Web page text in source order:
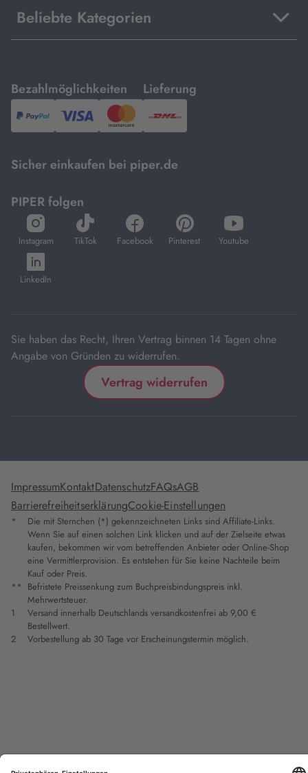
Beliebte Kategorien
Bezahlmöglichkeiten
mit
PayPal,Visa
und
Lieferung
mit
DHL.
Sicher einkaufen bei piper.de
PIPER folgen
Instagram
öffnet
in
neuem
Tab
TikTok
öffnet
in
Facebook
öffnet
in
Pinterest
öffnet
in
Youtube
öffnet
in
LinkedIn
öffnet
in
Sie haben das Recht, Ihren Vertrag binnen 14 Tagen ohne
Angabe von Gründen zu widerrufen.
Vertrag widerrufen
ImpressumKontaktDatenschutzFAQsAGB
BarrierefreiheitserklärungCookie-Einstellungen
*
Die mit Sternchen (*) gekennzeichneten Links sind Affiliate-Links.
Wenn Sie auf einen solchen Link klicken und auf der Zielseite etwas
kaufen, bekommen wir vom betreffenden Anbieter oder Online-Shop
eine Vermittlerprovision. Es entstehen für Sie keine Nachteile beim
Kauf oder Preis.
** Befristete Preissenkung zum Buchpreisbindungspreis inkl.
Mehrwertsteuer.
1
Versand innerhalb Deutschlands versandkostenfrei ab 9,00 €
Bestellwert.
2
Vorbestellung ab 30 Tage vor Erscheinungstermin möglich.